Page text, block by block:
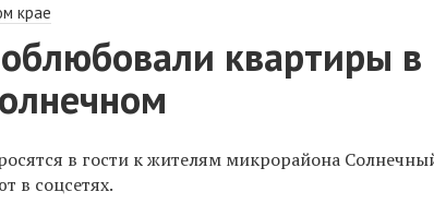
крае
квартиры в
в гости к жителям микрорайона
в соцсетях.